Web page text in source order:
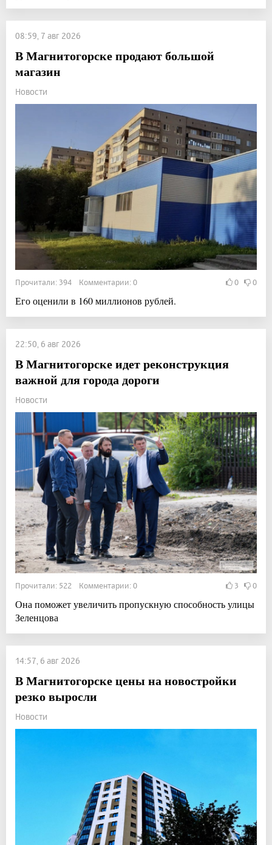
08:59, 7 авг 2026
В Магнитогорске продают большой
магазин
Новости
Прочитали: 394 Комментарии: 0 0 0
Его оценили в 160 миллионов рублей.
22:50, 6 авг 2026
В Магнитогорске идет реконструкция
важной для города дороги
Новости
Прочитали: 522 Комментарии: 0 3 0
Она поможет увеличить пропускную способность улицы
Зеленцова
14:57, 6 авг 2026
В Магнитогорске цены на новостройки
резко выросли
Новости